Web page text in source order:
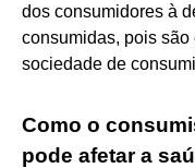
dos consumidores à
consumidas, pois
sociedade de
Como o
pode afetar a